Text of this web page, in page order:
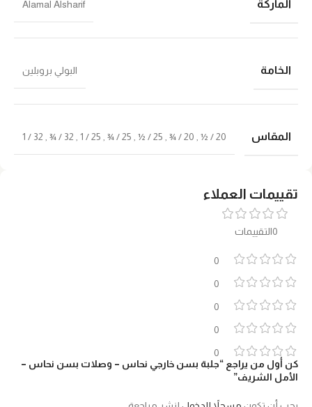
تقييمات العملاء
0التقييمات
0
0
0
0
0
كن أول من يراجع “جلبة بسن خارجي نحاس – وصلات بسن نحاس –
الأمل الشريف”
الماركة Alamal Alsharif
الخامة البولي بروبلين
المقاس 20 / ½
20 / ¾
25 / ½
25 / ¾
25 / 1
32 / ¾
32 / 1